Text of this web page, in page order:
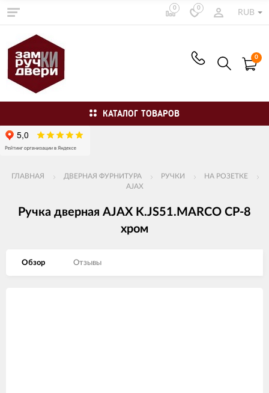
0 0
RUB
0
КАТАЛОГ ТОВАРОВ
ГЛАВНАЯ ДВЕРНАЯ ФУРНИТУРА РУЧКИ
НА РОЗЕТКЕ
AJAX
Ручка дверная AJAX K.JS51.MARCO CP-8
хром
Обзор Отзывы